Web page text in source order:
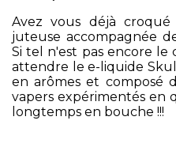
Avez vous déjà
juteuse accompagnée
Si tel n'est pas encore le
attendre le e-liquide
en arômes et composé
vapers expérimentés en
longtemps en bouche !!!